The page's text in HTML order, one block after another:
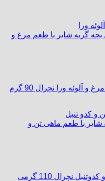
ورا نچرال 90 گرم
نچرال 110 گرمی